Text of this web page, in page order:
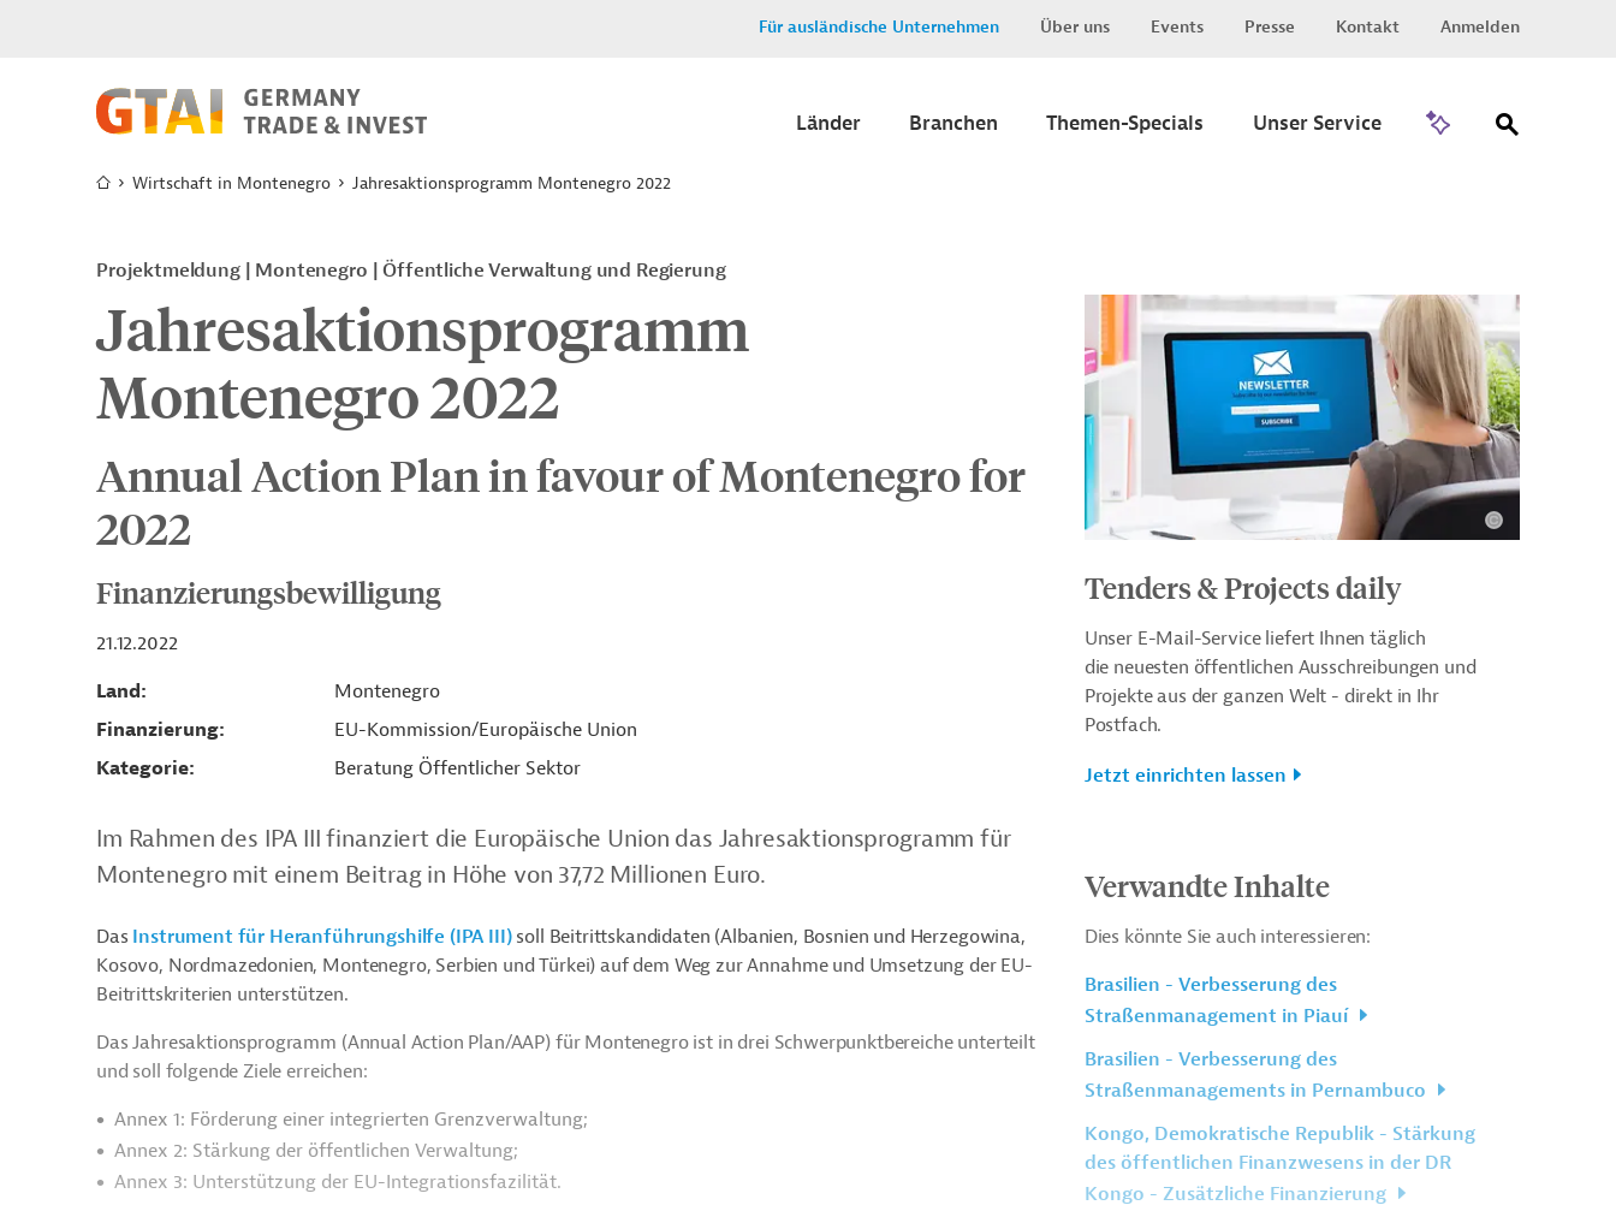
Für ausländische Unternehmen Über uns Events Presse Kontakt Anmelden
Länder Branchen Themen-Specials Unser Service
Wirtschaft in Montenegro Jahresaktionsprogramm Montenegro 2022
Projektmeldung Montenegro Öffentliche Verwaltung und Regierung
Jahresaktionsprogramm
Montenegro 2022
Annual Action Plan in favour of Montenegro for
2022
Finanzierungsbewilligung
21.12.2022
Land
Montenegro
Finanzierung
EU-Kommission/Europäische Union
Kategorie
Beratung Öffentlicher Sektor
Im Rahmen des IPA III finanziert die Europäische Union das Jahresaktionsprogramm für
Montenegro mit einem Beitrag in Höhe von 37,72 Millionen Euro.
Das Instrument für Heranführungshilfe (IPA III)soll Beitrittskandidaten (Albanien, Bosnien und Herzegowina,
Kosovo, Nordmazedonien, Montenegro, Serbien und Türkei) auf dem Weg zur Annahme und Umsetzung der EU-
Beitrittskriterien unterstützen.
Das Jahresaktionsprogramm (Annual Action Plan/AAP) für Montenegro ist in drei Schwerpunktbereiche unterteilt
und soll folgende Ziele erreichen:
Annex 1: Förderung einer integrierten Grenzverwaltung;
Annex 2: Stärkung der öffentlichen Verwaltung;
Annex 3: Unterstützung der EU-Integrationsfazilität.
Tenders & Projects daily
Unser E-Mail-Service liefert Ihnen täglich
die neuesten öffentlichen Ausschreibungen und
Projekte aus der ganzen Welt - direkt in Ihr
Postfach.
Jetzt einrichten lassen
Verwandte Inhalte
Dies könnte Sie auch interessieren:
Brasilien - Verbesserung des
Straßenmanagement in Piauí
Brasilien - Verbesserung des
Straßenmanagements in Pernambuco
Kongo, Demokratische Republik - Stärkung
des öffentlichen Finanzwesens in der DR
Kongo - Zusätzliche Finanzierung